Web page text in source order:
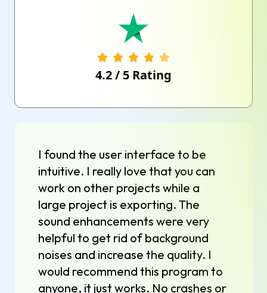
4.2/ 5 Rating
I found the user interface to be
intuitive. I really love that you can
work on other projects while a
large project is exporting. The
sound enhancements were very
helpful to get rid of background
noises and increase the quality. I
would recommend this program to
anyone, it just works. No crashes or